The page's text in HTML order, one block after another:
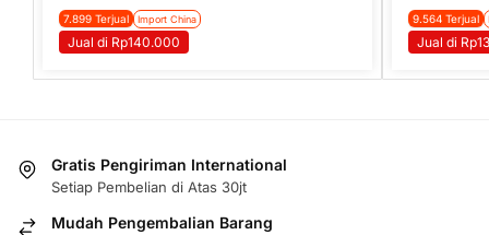
7.899 Terjual Import China
Jual di Rp140.000
9.564 Terjual
Jual di
Gratis Pengiriman International
Setiap Pembelian di Atas 30jt
Mudah Pengembalian Barang